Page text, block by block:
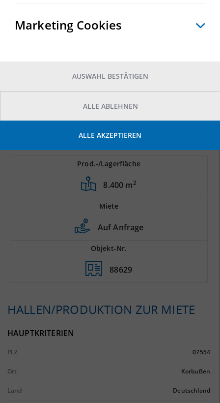
Prod.-/Lagerfläche
8.400 m2
Miete
Auf Anfrage
Objekt-Nr.
88629
HALLEN/PRODUKTION ZUR MIETE
HAUPTKRITERIEN
PLZ 07554
Ort Korbußen
Land Deutschland
Marketing Cookies
AUSWAHL BESTÄTIGEN
ALLE ABLEHNEN
ALLE AKZEPTIEREN